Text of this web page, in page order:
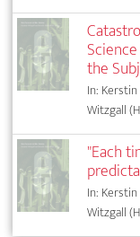
the
In:
Witzgall
"Each
In:
Witzgall